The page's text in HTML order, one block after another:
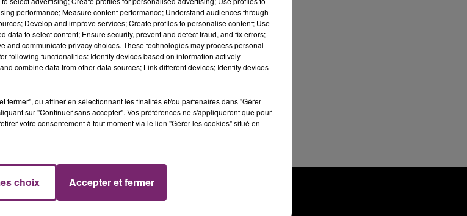
performance; Measure content performance; Understand audiences through
Develop and improve services; Create profiles to personalise content; Use
data to select content; Ensure security, prevent and detect fraud, and fix errors;
and communicate privacy choices. These technologies may process personal
following functionalities: Identify devices based on information actively
combine data from other data sources; Link different devices; Identify devices
fermer", ou affiner en sélectionnant les finalités et/ou partenaires dans "Gérer
sur "Continuer sans accepter". Vos préférences ne s'appliqueront que pour
votre consentement à tout moment via le lien "Gérer les cookies" situé en
choix Accepter et fermer